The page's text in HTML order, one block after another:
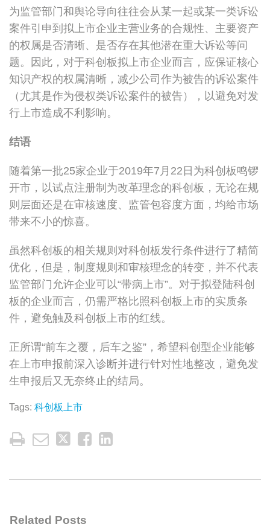
为监管部门和舆论导向往往会从某一起或某一类诉讼
案件引申到拟上市企业主营业务的合规性、主要资产
的权属是否清晰、是否存在其他潜在重大诉讼等问
题。因此，对于科创板拟上市企业而言，应保证核心
知识产权的权属清晰，减少公司作为被告的诉讼案件
（尤其是作为侵权类诉讼案件的被告），以避免对发
行上市造成不利影响。
结语
随着第一批25家企业于2019年7月22日为科创板鸣锣
开市，以试点注册制为改革理念的科创板，无论在规
则层面还是在审核速度、监管包容度方面，均给市场
带来不小的惊喜。
虽然科创板的相关规则对科创板发行条件进行了精简
优化，但是，制度规则和审核理念的转变，并不代表
监管部门允许企业可以“带病上市”。对于拟登陆科创
板的企业而言，仍需严格比照科创板上市的实质条
件，避免触及科创板上市的红线。
正所谓“前车之覆，后车之鉴”，希望科创型企业能够
在上市申报前深入诊断并进行针对性地整改，避免发
生申报后又无奈终止的结局。
Tags: 科创板上市
Related Posts